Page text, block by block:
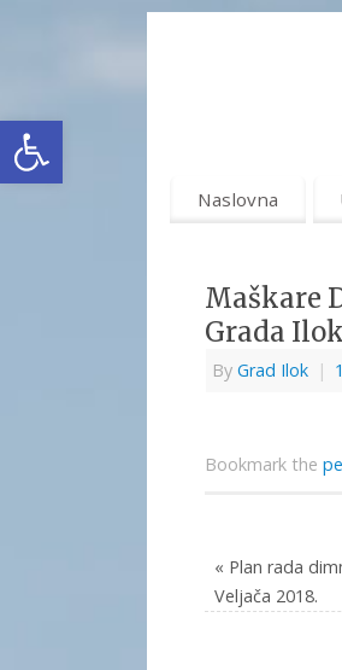
Open toolbar
Naslovna
Maškare
Grada
By Grad Ilok |
Bookmark the
« Plan rada
Veljača 2018.